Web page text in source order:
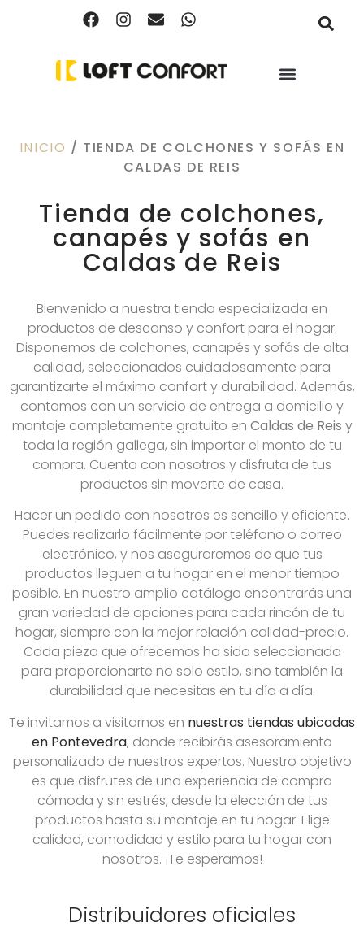
INICIO / TIENDA DE COLCHONES Y SOFÁS EN
CALDAS DE REIS
Tienda de colchones,
canapés y sofás en
Caldas de Reis
Bienvenido a nuestra tienda especializada en
productos de descanso y confort para el hogar.
Disponemos de colchones, canapés y sofás de alta
calidad, seleccionados cuidadosamente para
garantizarte el máximo confort y durabilidad. Además,
contamos con un servicio de entrega a domicilio y
montaje completamente gratuito en Caldas de Reis y
toda la región gallega, sin importar el monto de tu
compra. Cuenta con nosotros y disfruta de tus
productos sin moverte de casa.
Hacer un pedido con nosotros es sencillo y eficiente.
Puedes realizarlo fácilmente por teléfono o correo
electrónico, y nos aseguraremos de que tus
productos lleguen a tu hogar en el menor tiempo
posible. En nuestro amplio catálogo encontrarás una
gran variedad de opciones para cada rincón de tu
hogar, siempre con la mejor relación calidad-precio.
Cada pieza que ofrecemos ha sido seleccionada
para proporcionarte no solo estilo, sino también la
durabilidad que necesitas en tu día a día.
Te invitamos a visitarnos en nuestras tiendas ubicadas
en Pontevedra, donde recibirás asesoramiento
personalizado de nuestros expertos. Nuestro objetivo
es que disfrutes de una experiencia de compra
cómoda y sin estrés, desde la elección de tus
productos hasta su montaje en tu hogar. Elige
calidad, comodidad y estilo para tu hogar con
nosotros. ¡Te esperamos!
Distribuidores oficiales